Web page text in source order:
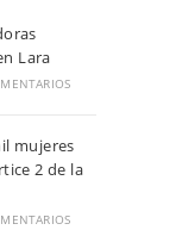
Lara
mujeres
2 de la